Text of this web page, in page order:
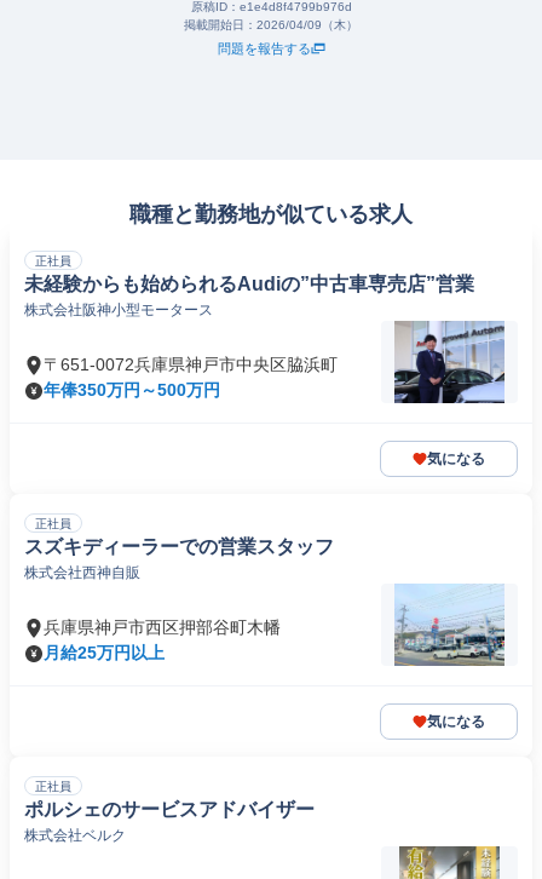
原稿ID： e1e4d8f4799b976d
掲載開始日： 2026/04/09（木）
問題を報告する
職種と勤務地が似ている求人
正社員
未経験からも始められるAudiの”中古車専売店”営業
株式会社阪神小型モータース
〒651-0072兵庫県神戸市中央区脇浜町
年俸350万円～500万円
気になる
正社員
スズキディーラーでの営業スタッフ
株式会社西神自販
兵庫県神戸市西区押部谷町木幡
月給25万円以上
気になる
正社員
ポルシェのサービスアドバイザー
株式会社ベルク